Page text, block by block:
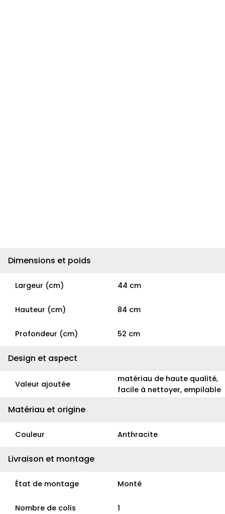
Dimensions et poids
Largeur (cm) 44 cm
Hauteur (cm) 84 cm
Profondeur (cm) 52 cm
Design et aspect
Valeur ajoutée
matériau de haute qualité,
facile à nettoyer, empilable
Matériau et origine
Couleur Anthracite
Livraison et montage
État de montage Monté
Nombre de colis 1